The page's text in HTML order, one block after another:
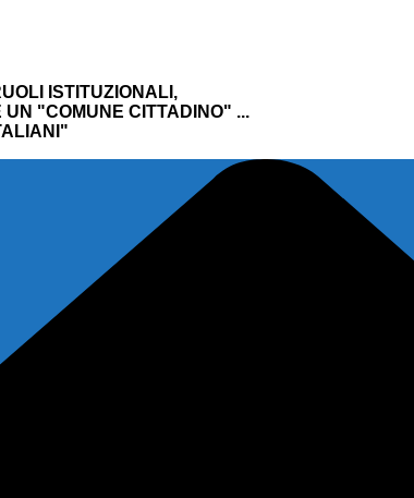
ISTITUZIONALI,
"COMUNE CITTADINO" ...